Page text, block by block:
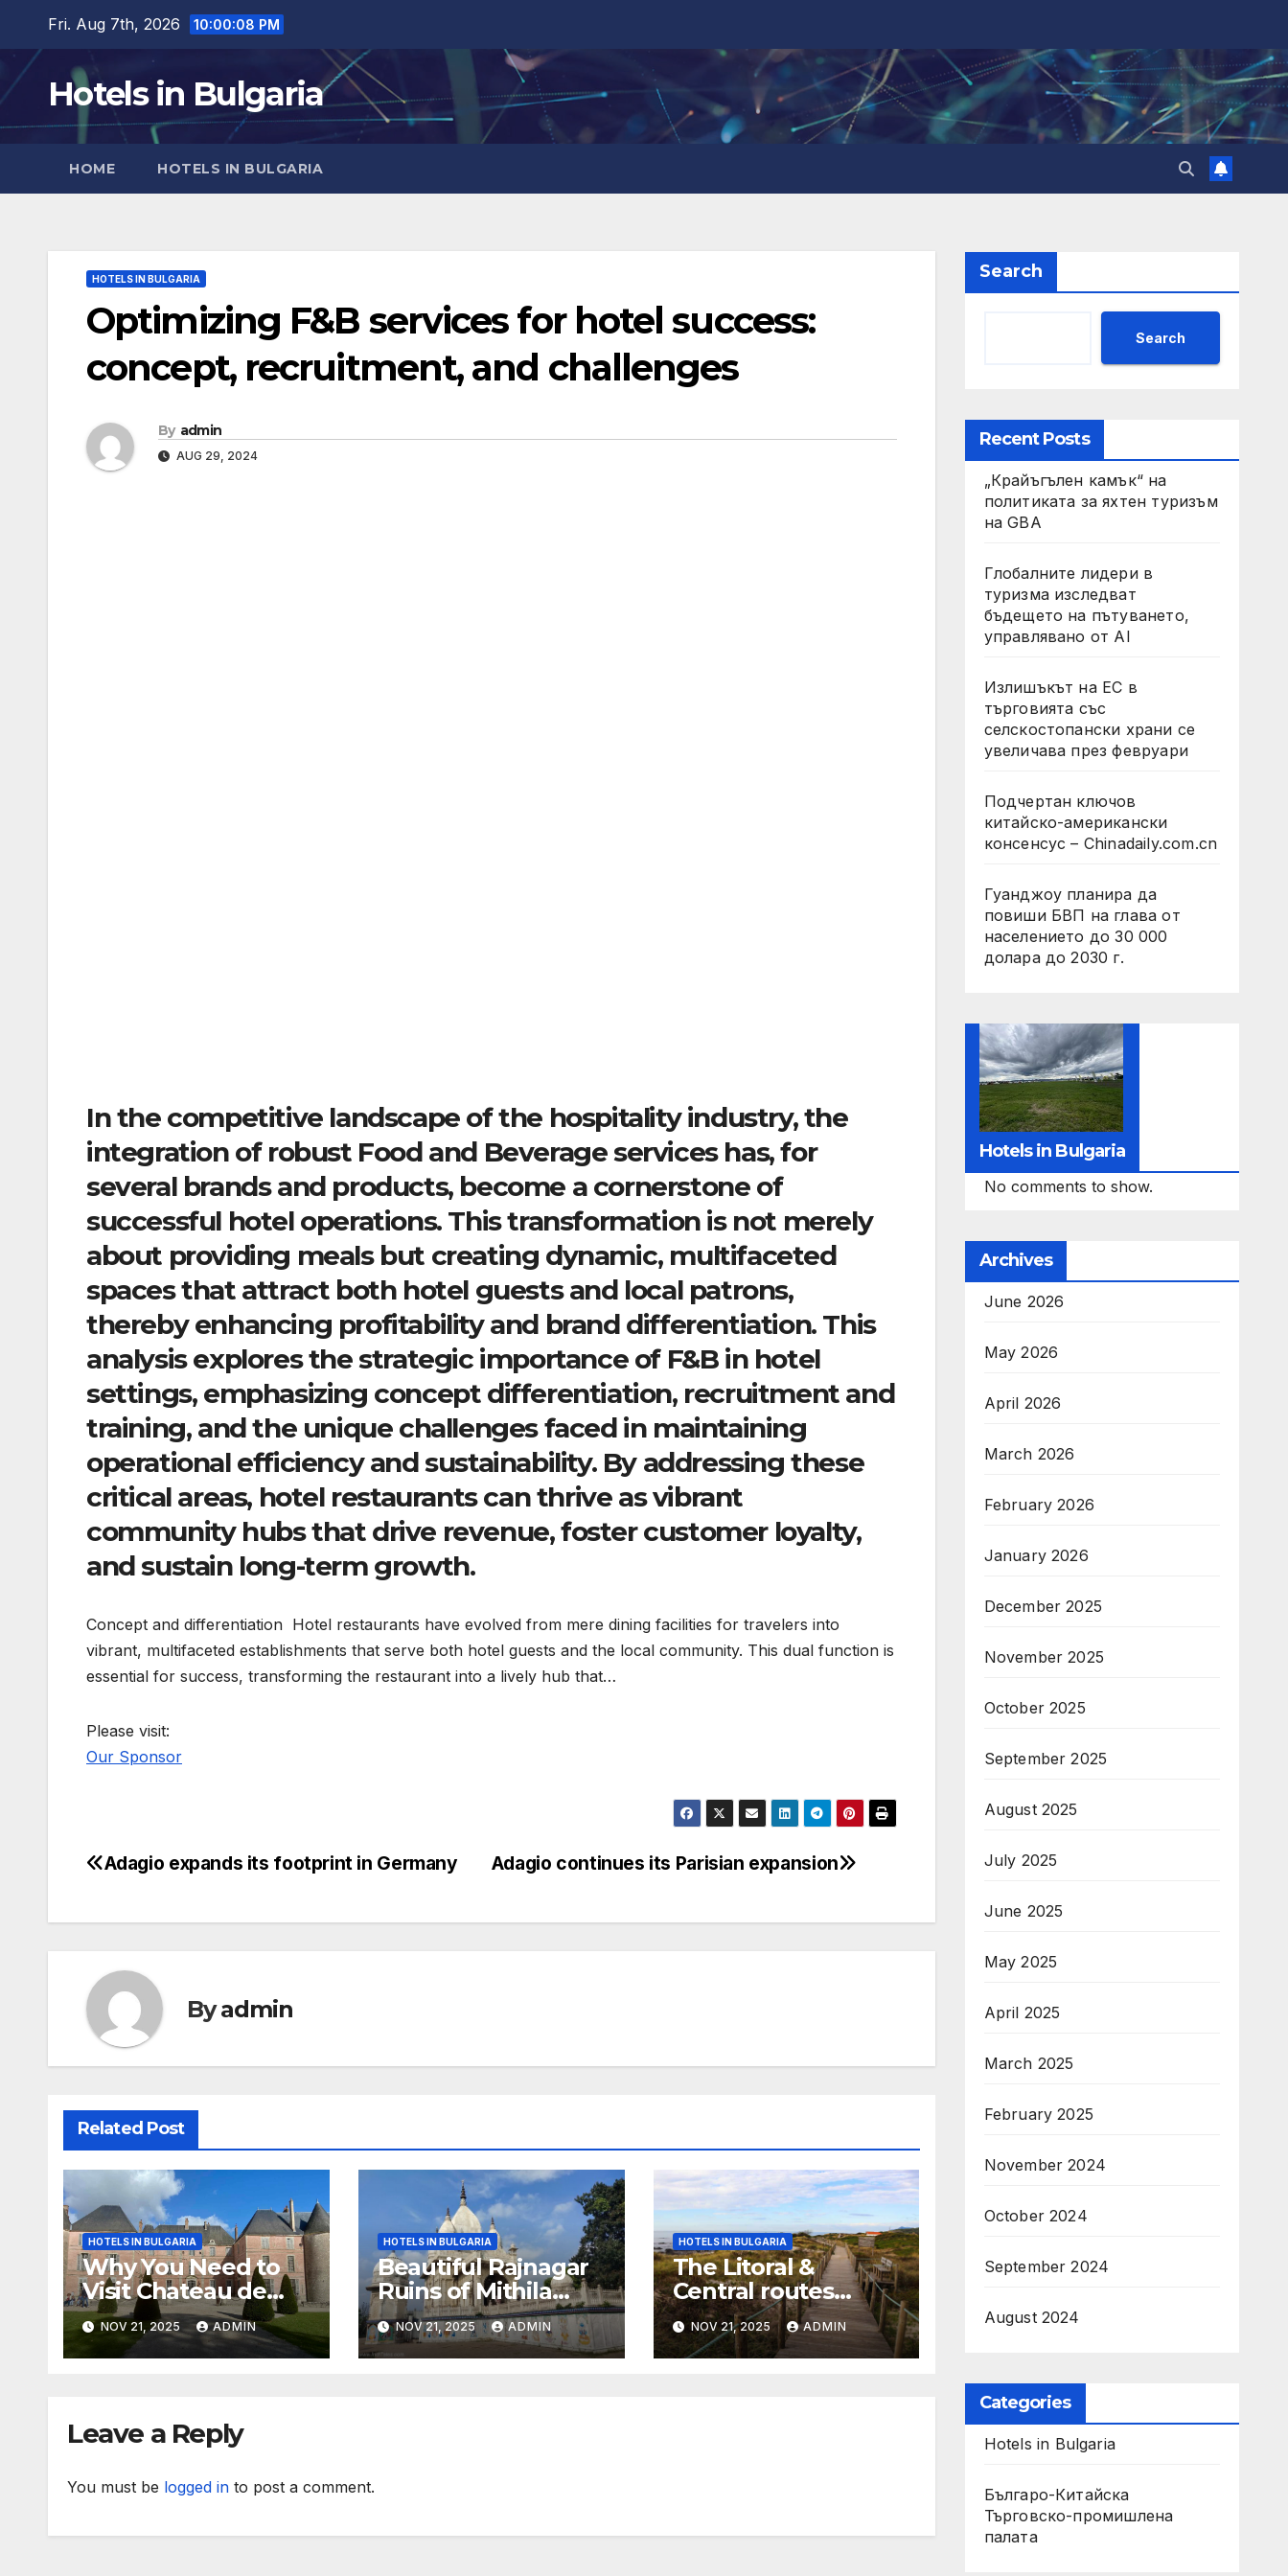
content
Fri. Aug 7th, 2026 10:00:09 PM
Hotels in Bulgaria
HOME HOTELS IN BULGARIA
HOTELS IN BULGARIA
Optimizing F&B services for hotel success:
concept, recruitment, and challenges
By admin
AUG 29, 2024
In the competitive landscape of the hospitality industry, the
integration of robust Food and Beverage services has, for
several brands and products, become a cornerstone of
successful hotel operations. This transformation is not merely
about providing meals but creating dynamic, multifaceted
spaces that attract both hotel guests and local patrons,
thereby enhancing profitability and brand differentiation. This
analysis explores the strategic importance of F&B in hotel
settings, emphasizing concept differentiation, recruitment and
training, and the unique challenges faced in maintaining
operational efficiency and sustainability. By addressing these
critical areas, hotel restaurants can thrive as vibrant
community hubs that drive revenue, foster customer loyalty,
and sustain long-term growth.
Concept and differentiation Hotel restaurants have evolved from mere dining facilities for travelers into
vibrant, multifaceted establishments that serve both hotel guests and the local community. This dual function is
essential for success, transforming the restaurant into a lively hub that…
Please visit:
Our Sponsor
Post
Adagio continues its Parisian expansion
Adagio expands its footprint in Germany
Byadmin
Related Post
HOTELS IN BULGARIA
Why You Need to
Visit Chateau de
Meung sur Loire
NOV 21, 2025 ADMIN
HOTELS IN BULGARIA
Beautiful Rajnagar
Ruins of Mithila
Bihar
NOV 21, 2025 ADMIN
HOTELS IN BULGARIA
The Litoral &
Central routes
combined,
Portuguese Camino
NOV 21, 2025 ADMIN
Leave a Reply
You must be logged in to post a comment.
Search
Search
Recent Posts
„Крайъгълен камък“ на
политиката за яхтен туризъм
на GBA
Глобалните лидери в
туризма изследват
бъдещето на пътуването,
управлявано от AI
Излишъкът на ЕС в
търговията със
селскостопански храни се
увеличава през февруари
Подчертан ключов
китайско-американски
консенсус – Chinadaily.com.cn
Гуанджоу планира да
повиши БВП на глава от
населението до 30 000
долара до 2030 г.
Hotels in Bulgaria
No comments to show.
Archives
June 2026
May 2026
April 2026
March 2026
February 2026
January 2026
December 2025
November 2025
October 2025
September 2025
August 2025
July 2025
June 2025
May 2025
April 2025
March 2025
February 2025
November 2024
October 2024
September 2024
August 2024
Categories
Hotels in Bulgaria
Българо-Китайска
Търговско-промишлена
палaта